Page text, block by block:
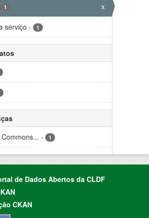
1 x
serviço - 1
- 1
de Dados Abertos da CLDF
CKAN